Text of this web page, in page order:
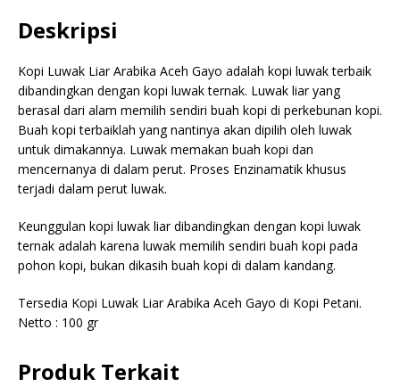
Deskripsi
Kopi Luwak Liar Arabika Aceh Gayo adalah kopi luwak terbaik
dibandingkan dengan kopi luwak ternak. Luwak liar yang
berasal dari alam memilih sendiri buah kopi di perkebunan kopi.
Buah kopi terbaiklah yang nantinya akan dipilih oleh luwak
untuk dimakannya. Luwak memakan buah kopi dan
mencernanya di dalam perut. Proses Enzinamatik khusus
terjadi dalam perut luwak.
Keunggulan kopi luwak liar dibandingkan dengan kopi luwak
ternak adalah karena luwak memilih sendiri buah kopi pada
pohon kopi, bukan dikasih buah kopi di dalam kandang.
Tersedia Kopi Luwak Liar Arabika Aceh Gayo di Kopi Petani.
Netto : 100 gr
Produk Terkait